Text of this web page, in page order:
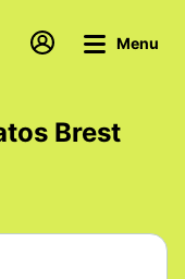
Menu
Brest